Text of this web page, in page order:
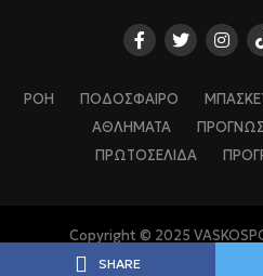
SHARE
ΡΟΗ ΠΟΔΟΣΦΑΙΡΟ
ΑΘΛΗΜΑΤΑ
ΠΡΩΤΟΣΕΛΙΔΑ
Copyright © 2025